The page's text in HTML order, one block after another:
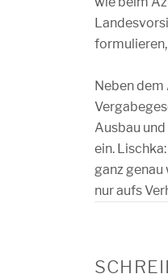
Neben
Ausbau
ein.
ganz genau
nur aufs